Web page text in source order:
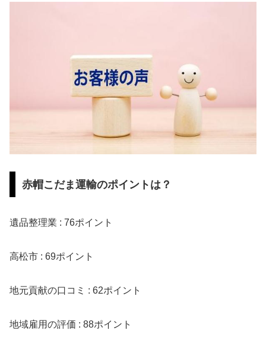
赤帽こだま運輸のポイントは？
遺品整理業 : 76ポイント
高松市 : 69ポイント
地元貢献の口コミ : 62ポイント
地域雇用の評価 : 88ポイント